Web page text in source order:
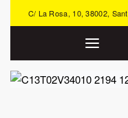
C/ La Rosa, 10, 38002,